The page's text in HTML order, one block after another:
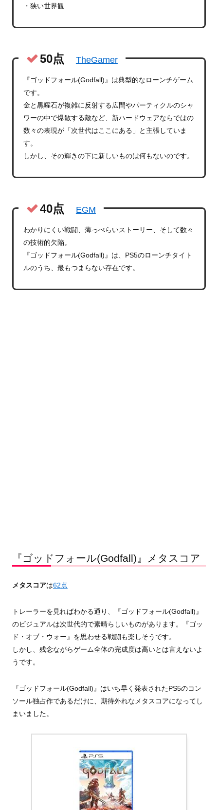
・狭い世界観
50点 TheGamer
『ゴッドフォール(Godfall)』は典型的なローンチゲーム
です。
金と黒曜石が複雑に反射する広間やパーティクルのシャ
ワーの中で爆散する敵など、新ハードウェアならではの
数々の表現が「次世代はここにある」と主張していま
す。
しかし、その輝きの下に新しいものは何もないのです。
40点 EGM
わかりにくい戦闘、薄っぺらいストーリー、そして数々
の技術的欠陥。
『ゴッドフォール(Godfall)』は、PS5のローンチタイト
ルのうち、最もつまらない存在です。
『ゴッドフォール(Godfall)』メタスコア
メタスコアは62点
トレーラーを見ればわかる通り、『ゴッドフォール(Godfall)』
のビジュアルは次世代的で素晴らしいものがあります。『ゴッ
ド・オブ・ウォー』を思わせる戦闘も楽しそうです。
しかし、残念ながらゲーム全体の完成度は高いとは言えないよ
うです。
『ゴッドフォール(Godfall)』はいち早く発表されたPS5のコン
ソール独占作であるだけに、期待外れなメタスコアになってし
まいました。